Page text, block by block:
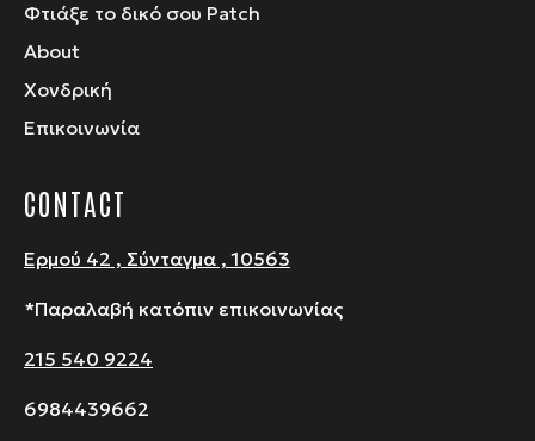
Φτιάξε το δικό σου Patch
About
Χονδρική
Επικοινωνία
CONTACT
Ερμού 42 , Σύνταγμα , 10563
*Παραλαβή κατόπιν επικοινωνίας
215 540 9224
6984439662